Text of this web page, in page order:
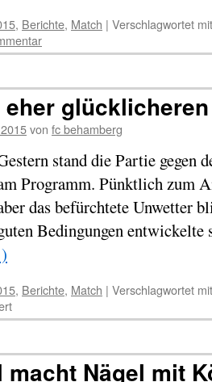
, Berichte, Match | Verschlagwortet mit
eher
von fc behamberg
stand die Partie gegen
Programm. Pünktlich zum
das befürchtete Unwetter
Bedingungen
, Berichte, Match | Verschlagwortet mit
macht Nägel mit